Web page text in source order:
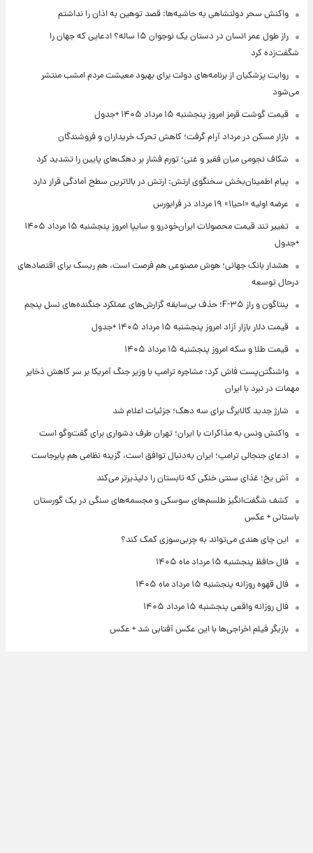
واکنش سحر دولتشاهی به حاشیه‌ها: قصد توهین به اذان را نداشتم
راز طول عمر انسان در دستان یک نوجوان ۱۵ ساله؟ ادعایی که جهان را
شگفت‌زده کرد
روایت پزشکیان از برنامه‌های دولت برای بهبود معیشت مردم امشب منتشر
می‌شود
قیمت گوشت قرمز امروز پنجشنبه ۱۵ مرداد ۱۴۰۵ +جدول
بازار مسکن در مرداد آرام گرفت؛ کاهش تحرک خریداران و فروشندگان
شکاف نجومی میان فقیر و غنی؛ تورم فشار بر دهک‌های پایین را تشدید کرد
پیام اطمینان‌بخش سخنگوی ارتش: ارتش در بالاترین سطح آمادگی قرار دارد
عرضه اولیه «احیا۱» ۱۹ مرداد در فرابورس
تغییر تند قیمت محصولات ایران‌خودرو و سایپا امروز پنجشنبه ۱۵ مرداد ۱۴۰۵
+جدول
هشدار بانک جهانی؛ هوش مصنوعی هم فرصت است، هم ریسک برای اقتصادهای
درحال توسعه
پنتاگون و راز F-۳۵؛ حذف بی‌سابقه گزارش‌های عملکرد جنگنده‌های نسل پنجم
قیمت دلار بازار آزاد امروز پنجشنبه ۱۵ مرداد ۱۴۰۵ +جدول
قیمت طلا و سکه امروز پنجشنبه ۱۵ مرداد ۱۴۰۵
واشنگتن‌پست فاش کرد: مشاجره ترامپ با وزیر جنگ آمریکا بر سر کاهش ذخایر
مهمات در نبرد با ایران
شارژ جدید کالابرگ برای سه دهک؛ جزئیات اعلام شد
واکنش ونس به مذاکرات با ایران؛ تهران طرف دشواری برای گفت‌وگو است
ادعای جنجالی ترامپ؛ ایران به‌دنبال توافق است، گزینه نظامی هم پابرجاست
آش یخ؛ غذای سنتی خنکی که تابستان را دلپذیرتر می‌کند
کشف شگفت‌انگیز طلسم‌های سوسکی و مجسمه‌های سنگی در یک گورستان
باستانی + عکس
این چای هندی می‌تواند به چربی‌سوزی کمک کند؟
فال حافظ پنجشنبه ۱۵ مرداد ماه ۱۴۰۵
فال قهوه روزانه پنجشنبه ۱۵ مرداد ماه ۱۴۰۵
فال روزانه واقعی پنجشنبه ۱۵ مرداد ۱۴۰۵
بازیگر فیلم اخراجی‌ها با این عکس آفتابی شد + عکس